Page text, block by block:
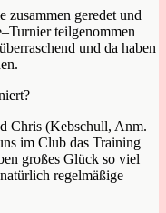
zusammen geredet und
–Turnier teilgenommen
und da haben
Chris (Kebschull, Anm.
im Club das Training
großes Glück so viel
regelmäßige